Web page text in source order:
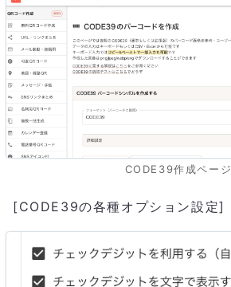
CODE39作成ページ
[CODE39の各種オプション設定]